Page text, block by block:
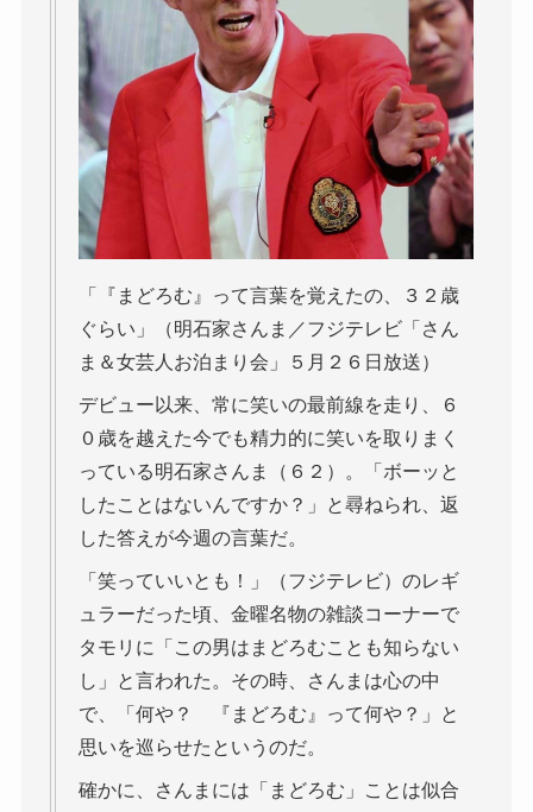
「『まどろむ』って言葉を覚えたの、３２歳
ぐらい」（明石家さんま／フジテレビ「さん
ま＆女芸人お泊まり会」５月２６日放送）
デビュー以来、常に笑いの最前線を走り、６
０歳を越えた今でも精力的に笑いを取りまく
っている明石家さんま（６２）。「ボーッと
したことはないんですか？」と尋ねられ、返
した答えが今週の言葉だ。
「笑っていいとも！」（フジテレビ）のレギ
ュラーだった頃、金曜名物の雑談コーナーで
タモリに「この男はまどろむことも知らない
し」と言われた。その時、さんまは心の中
で、「何や？ 『まどろむ』って何や？」と
思いを巡らせたというのだ。
確かに、さんまには「まどろむ」ことは似合